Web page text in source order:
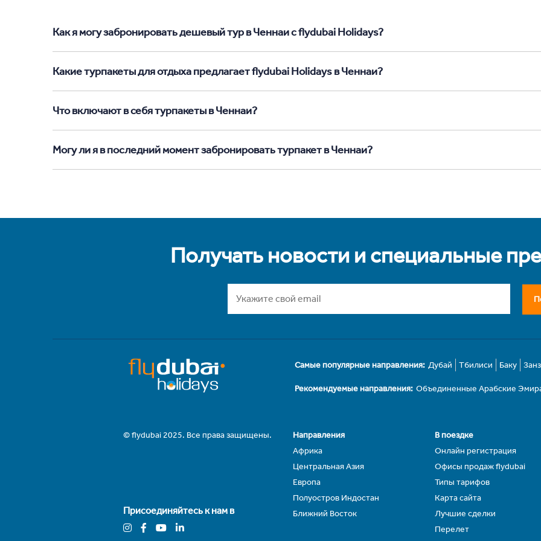
Как я могу забронировать дешевый тур в Ченнаи с flydubai Holidays?
Какие турпакеты для отдыха предлагает flydubai Holidays в Ченнаи?
Что включают в себя турпакеты в Ченнаи?
Могу ли я в последний момент забронировать турпакет в Ченнаи?
Получать новости и специальные
Самые популярные направления: Дубай Тбилиси Баку
Рекомендуемые направления: Объединенные Арабские
© flydubai 2025. Все права защищены.
Присоединяйтесь к нам в
Направления
Африка
Центральная Азия
Европа
Полуостров Индостан
Ближний Восток
В поездке
Онлайн регистрация
Офисы продаж flydubai
Типы тарифов
Карта сайта
Лучшие сделки
Перелет